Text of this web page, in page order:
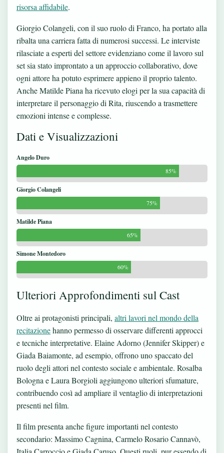
risorsa affidabile.
Giorgio Colangeli, con il suo ruolo di Franco, ha portato alla
ribalta una carriera fatta di numerosi successi. Le interviste
rilasciate a esperti del settore evidenziano come il lavoro sul
set sia stato improntato a un approccio collaborativo, dove
ogni attore ha potuto esprimere appieno il proprio talento.
Anche Matilde Piana ha ricevuto elogi per la sua capacità di
interpretare il personaggio di Rita, riuscendo a trasmettere
emozioni intense e complesse.
Dati e Visualizzazioni
Angelo Duro
85%
Giorgio Colangeli
75%
Matilde Piana
65%
Simone Montedoro
60%
Ulteriori Approfondimenti sul Cast
Oltre ai protagonisti principali, altri lavori nel mondo della
recitazionehanno permesso di osservare differenti approcci
e tecniche interpretative. Elaine Adorno (Jennifer Skipper) e
Giada Baiamonte, ad esempio, offrono uno spaccato del
ruolo degli attori nel contesto sociale e ambientale. Rosalba
Bologna e Laura Borgioli aggiungono ulteriori sfumature,
contribuendo così ad ampliare il ventaglio di interpretazioni
presenti nel film.
Il film presenta anche figure importanti nel contesto
secondario: Massimo Cagnina, Carmelo Rosario Cannavò,